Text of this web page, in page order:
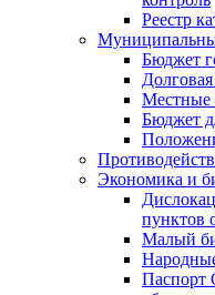
Реестр
Бюджет
Местные
Бюджет
Экономика и
пунктов
Малый
Паспорт